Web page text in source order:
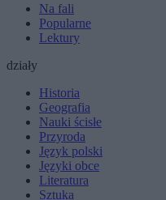
Na fali
Popularne
Lektury
działy
Historia
Geografia
Nauki ścisłe
Przyroda
Język polski
Języki obce
Literatura
Sztuka